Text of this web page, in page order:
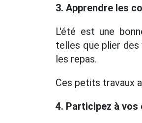
3. Apprendre les
L'été est une
telles que plier
les repas.
Ces petits travaux
4. Participez à